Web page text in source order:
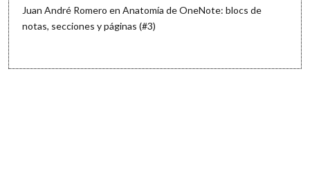
Juan André Romero enAnatomía de OneNote: blocs de
notas, secciones y páginas (#3)